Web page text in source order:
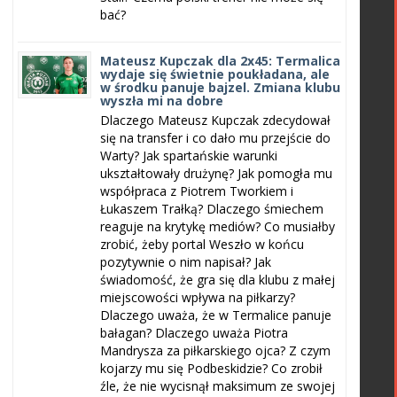
bać?
Mateusz Kupczak dla 2x45: Termalica
wydaje się świetnie poukładana, ale
w środku panuje bajzel. Zmiana klubu
wyszła mi na dobre
Dlaczego Mateusz Kupczak zdecydował
się na transfer i co dało mu przejście do
Warty? Jak spartańskie warunki
ukształtowały drużynę? Jak pomogła mu
współpraca z Piotrem Tworkiem i
Łukaszem Trałką? Dlaczego śmiechem
reaguje na krytykę mediów? Co musiałby
zrobić, żeby portal Weszło w końcu
pozytywnie o nim napisał? Jak
świadomość, że gra się dla klubu z małej
miejscowości wpływa na piłkarzy?
Dlaczego uważa, że w Termalice panuje
bałagan? Dlaczego uważa Piotra
Mandrysza za piłkarskiego ojca? Z czym
kojarzy mu się Podbeskidzie? Co zrobił
źle, że nie wycisnął maksimum ze swojej